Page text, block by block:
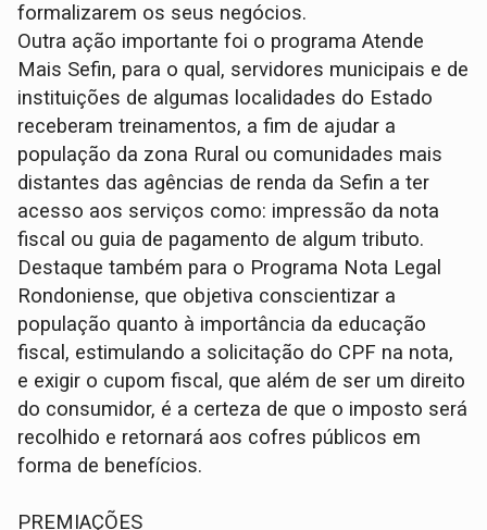
formalizarem os seus negócios.
Outra ação importante foi o programa Atende
Mais Sefin, para o qual, servidores municipais e de
instituições de algumas localidades do Estado
receberam treinamentos, a fim de ajudar a
população da zona Rural ou comunidades mais
distantes das agências de renda da Sefin a ter
acesso aos serviços como: impressão da nota
fiscal ou guia de pagamento de algum tributo.
Destaque também para o Programa Nota Legal
Rondoniense, que objetiva conscientizar a
população quanto à importância da educação
fiscal, estimulando a solicitação do CPF na nota,
e exigir o cupom fiscal, que além de ser um direito
do consumidor, é a certeza de que o imposto será
recolhido e retornará aos cofres públicos em
forma de benefícios.
PREMIAÇÕES